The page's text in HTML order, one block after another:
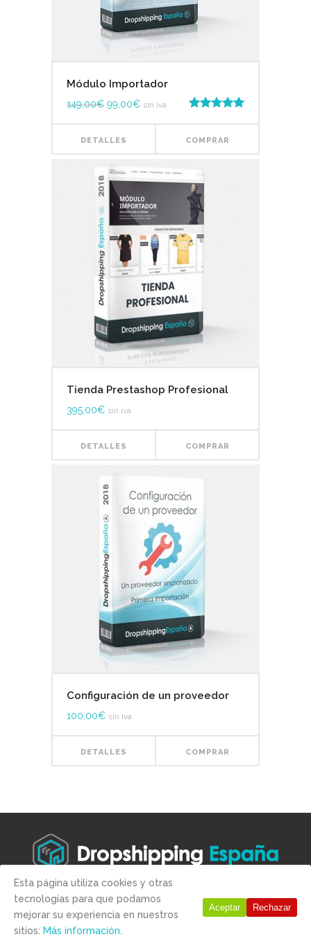
Módulo Importador
149,00€ 99,00€ sin iva
DETALLES COMPRAR
Tienda Prestashop Profesional
395,00€ sin iva
DETALLES COMPRAR
Configuración de un proveedor
100,00€ sin iva
DETALLES COMPRAR
Copyright © 2019 - Aviso legal-Condiciones de compra-Politica
de Privacidad -Politica de Cookies
Esta página utiliza cookies y otras
tecnologías para que podamos
mejorar su experiencia en nuestros
sitios: Más información.
Aceptar Rechazar